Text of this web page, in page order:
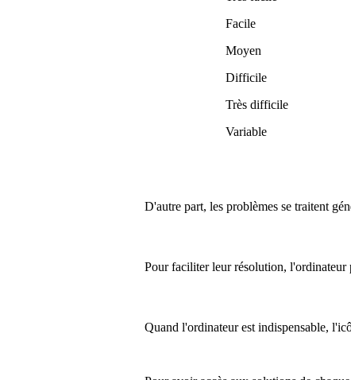
Facile
Moyen
Difficile
Très difficile
Variable
D'autre part, les problèmes se traitent
Pour faciliter leur résolution, l'ordinateur
Quand l'ordinateur est indispensable,